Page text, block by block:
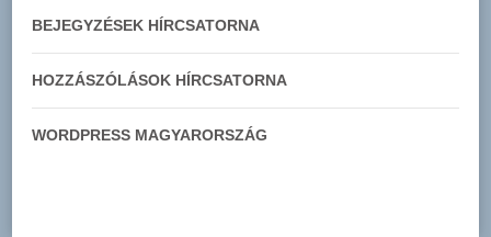
BEJEGYZÉSEK HÍRCSATORNA
HOZZÁSZÓLÁSOK HÍRCSATORNA
WORDPRESS MAGYARORSZÁG